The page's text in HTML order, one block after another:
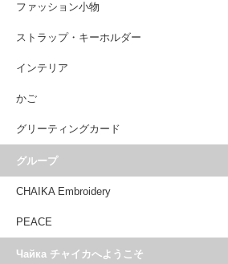
ファッション小物
ストラップ・キーホルダー
インテリア
かご
グリーティングカード
グループ
CHAIKA Embroidery
PEACE
Чайка チャイカへようこそ